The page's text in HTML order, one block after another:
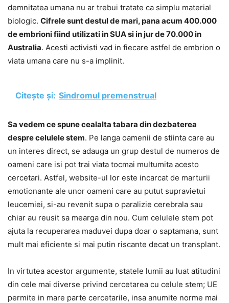
demnitatea umana nu ar trebui tratate ca simplu material
biologic. Cifrele sunt destul de mari, pana acum 400.000
de embrioni fiind utilizati in SUA si in jur de 70.000 in
Australia. Acesti activisti vad in fiecare astfel de embrion o
viata umana care nu s-a implinit.
Citește și: Sindromul premenstrual
Sa vedem ce spune cealalta tabara din dezbaterea
despre celulele stem. Pe langa oamenii de stiinta care au
un interes direct, se adauga un grup destul de numeros de
oameni care isi pot trai viata tocmai multumita acesto
cercetari. Astfel, website-ul lor este incarcat de marturii
emotionante ale unor oameni care au putut supravietui
leucemiei, si-au revenit supa o paralizie cerebrala sau
chiar au reusit sa mearga din nou. Cum celulele stem pot
ajuta la recuperarea maduvei dupa doar o saptamana, sunt
mult mai eficiente si mai putin riscante decat un transplant.
In virtutea acestor argumente, statele lumii au luat atitudini
din cele mai diverse privind cercetarea cu celule stem; UE
permite in mare parte cercetarile, insa anumite norme mai